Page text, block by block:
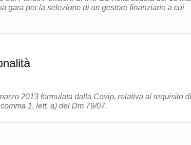
gara per la selezione di un gestore finanziario a cui
2013 formulata dalla Covip, relativa al requisito di
1, lett. a) del Dm 79/07.